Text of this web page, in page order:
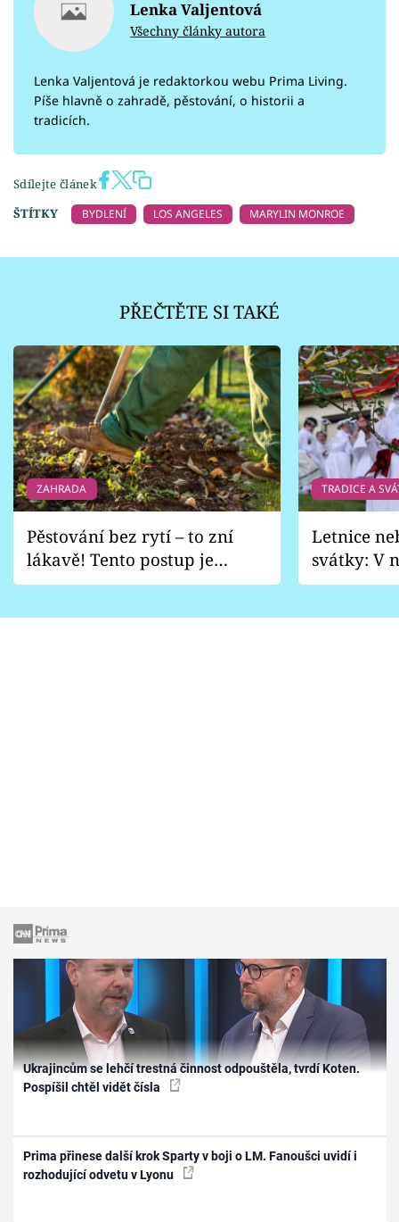
Lenka Valjentová
Všechny články autora
Lenka Valjentová je redaktorkou webu Prima Living.
Píše hlavně o zahradě, pěstování, o historii a
tradicích.
Sdílejte článek
ŠTÍTKY
BYDLENÍ LOS ANGELES MARYLIN MONROE
PŘEČTĚTE SI TAKÉ
ZAHRADA
Pěstování bez rytí – to zní
lákavě! Tento postup je
vhodný jen pro některé
TRADICE A
Letnice
svátky: V
pondělí
Ukrajincům se lehčí trestná činnost odpouštěla, tvrdí Koten.
Pospíšil chtěl vidět čísla
Prima přinese další krok Sparty v boji o LM. Fanoušci uvidí i
rozhodující odvetu v Lyonu